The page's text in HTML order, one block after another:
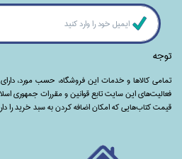
توجه
تمامی‌ کالاها و خدمات این فروشگاه، حسب مورد،‌
فعالیت‌های این سایت تابع قوانین و مقررات جمهوری
قیمت کتاب‌هایی که امکان اضافه کردن به سبد خرید را